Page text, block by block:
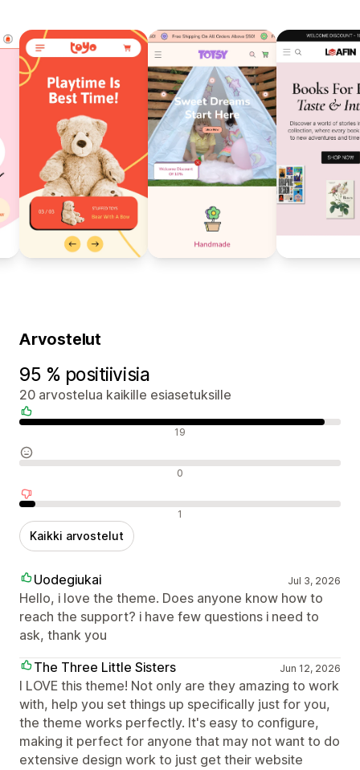
Arvostelut
95 % positiivisia
20 arvostelua kaikille esiasetuksille
19
0
1
Kaikki arvostelut
Uodegiukai Jul 3, 2026
Hello, i love the theme. Does anyone know how to
reach the support? i have few questions i need to
ask, thank you
The Three Little Sisters
Jun 12, 2026
I LOVE this theme! Not only are they amazing to work
with, help you set things up specifically just for you,
the theme works perfectly. It's easy to configure,
making it perfect for anyone that may not want to do
extensive design work to just get their website